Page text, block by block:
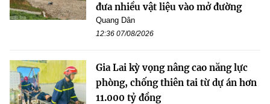
đưa nhiều vật liệu vào mở đường
Quang Dân
12:36 07/08/2026
Gia Lai kỳ vọng nâng cao năng lực
phòng, chống thiên tai từ dự án hơn
11.000 tỷ đồng